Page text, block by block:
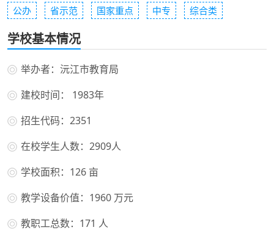
公办 省示范 国家重点 中专 综合类
学校基本情况
举办者：沅江市教育局
建校时间： 1983年
招生代码：2351
在校学生人数：2909人
学校面积：126 亩
教学设备价值：1960 万元
教职工总数：171 人